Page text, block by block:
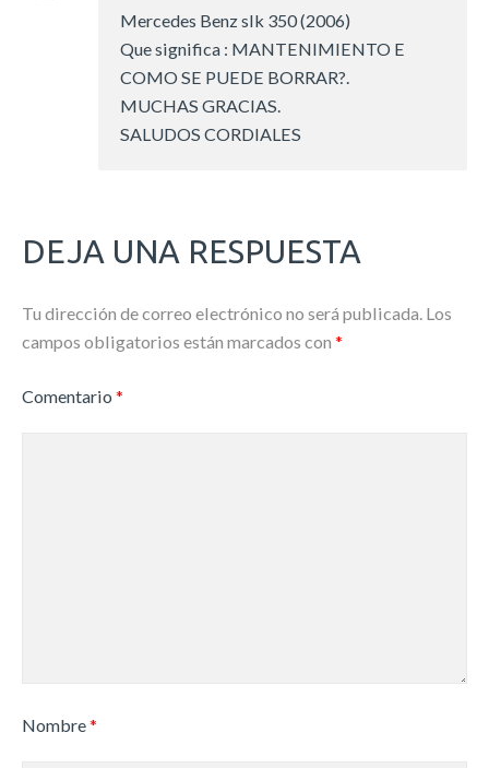
Mercedes Benz slk 350 (2006)
Que significa : MANTENIMIENTO E
COMO SE PUEDE BORRAR?.
MUCHAS GRACIAS.
SALUDOS CORDIALES
DEJA UNA RESPUESTA
Tu dirección de correo electrónico no será publicada. Los
campos obligatorios están marcados con *
Comentario *
Nombre*